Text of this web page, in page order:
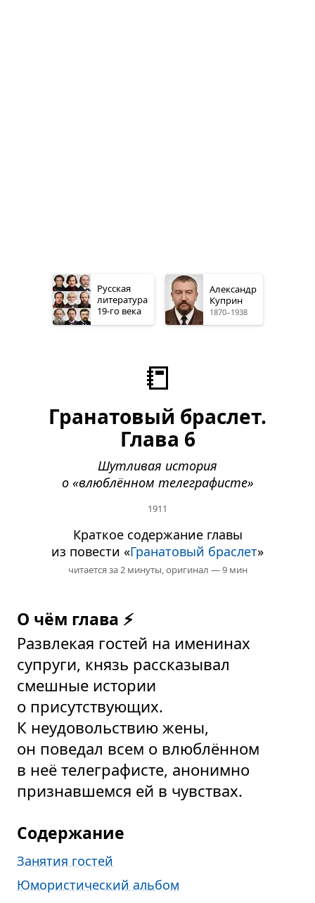
Русская
литература
19-говека
Александр
Куприн
1870–1938
📒
Гранатовый браслет.
Глава 6
Шутливая история
о «влюблённом телеграфисте»
1911
Краткое содержание главы
из повести «Гранатовый браслет»
читается за 2 минуты,оригинал — 9 мин
О чём глава ⚡
Развлекая гостей на именинах
супруги, князь рассказывал
смешные истории
о присутствующих.
К неудовольствию жены,
он поведал всем о влюблённом
в неё телеграфисте, анонимно
признавшемся ей в чувствах.
Содержание
Занятия гостей
Юмористический альбом